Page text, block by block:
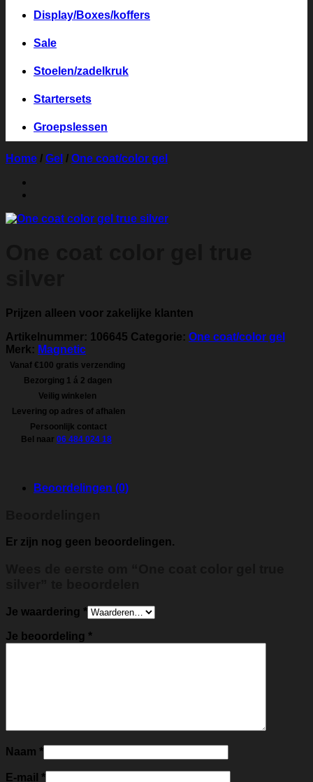
Display/Boxes/koffers
Sale
Stoelen/zadelkruk
Startersets
Groepslessen
Home / Gel / One coat/color gel
Prijzen alleen voor zakelijke klanten
Artikelnummer: 106645 Categorie: One coat/color gel
Merk: Magnetic
Vanaf €100 gratis verzending
Bezorging 1 á 2 dagen
Veilig winkelen
Levering op adres of afhalen
Persoonlijk contact
Bel naar 06 484 024 18
Beoordelingen (0)
Er zijn nog geen beoordelingen.
Je waardering *
Je beoordeling *
Naam *
E-mail *